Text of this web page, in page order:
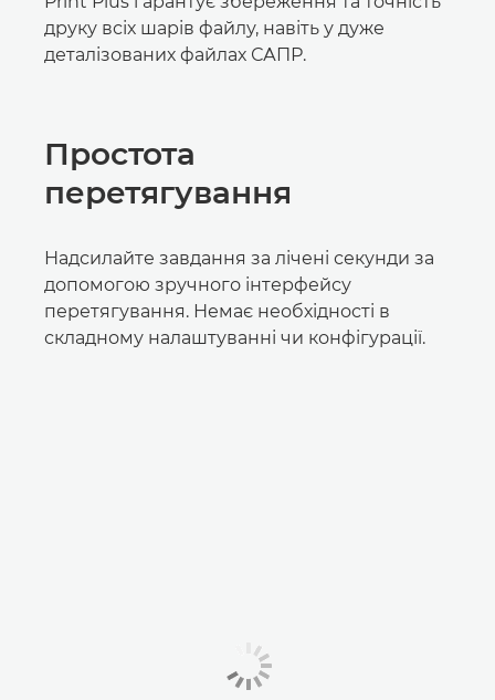
друку всіх шарів файлу, навіть у дуже
деталізованих файлах САПР.
Простота
перетягування
Надсилайте завдання за лічені секунди за
допомогою зручного інтерфейсу
перетягування. Немає необхідності в
складному налаштуванні чи конфігурації.